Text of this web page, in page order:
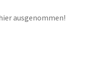
ausgenommen!